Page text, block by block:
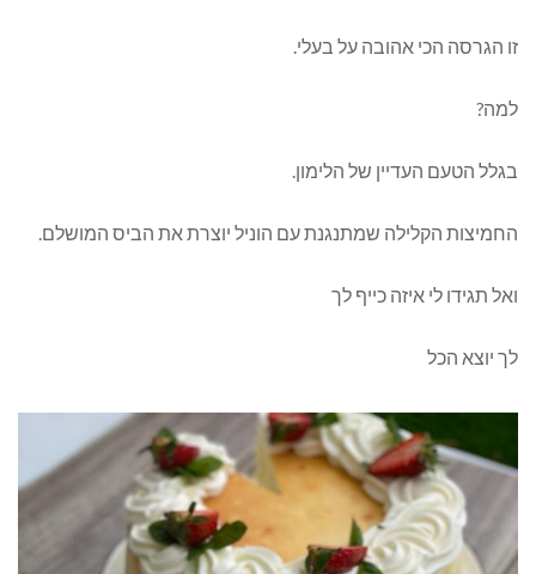
זו הגרסה הכי אהובה על בעלי.
למה?
בגלל הטעם העדיין של הלימון.
החמיצות הקלילה שמתנגנת עם הוניל יוצרת את הביס המושלם.
ואל תגידו לי איזה כייף לך
לך יוצא הכל